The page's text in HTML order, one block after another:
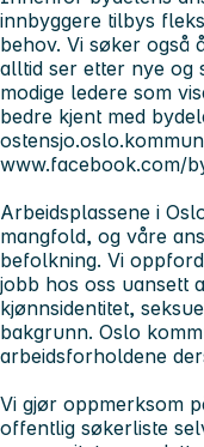
innbyggere tilbys
behov. Vi søker
alltid ser etter nye og
modige ledere som
bedre kjent med
www.facebook.com/
Arbeidsplassene i
mangfold, og våre
befolkning. Vi
jobb hos oss uansett
kjønnsidentitet,
bakgrunn. Oslo
arbeidsforholdene
Vi gjør oppmerksom
offentlig søkerliste